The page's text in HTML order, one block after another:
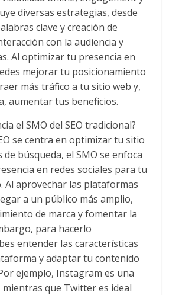
diversas estrategias, desde
clave y creación de
con la audiencia y
Al optimizar tu presencia en
mejorar tu posicionamiento
más tráfico a tu sitio web y,
aumentar tus beneficios.
el SMO del SEO tradicional?
se centra en optimizar tu sitio
búsqueda, el SMO se enfoca
en redes sociales para tu
Al aprovechar las plataformas
a un público más amplio,
de marca y fomentar la
para hacerlo
entender las características
y adaptar tu contenido
ejemplo, Instagram es una
que Twitter es ideal